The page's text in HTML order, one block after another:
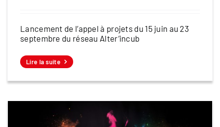
Lancement de l’appel à projets du 15 juin au 23
septembre du réseau Alter’incub
Lire la suite